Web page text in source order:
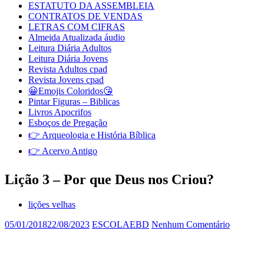
ESTATUTO DA ASSEMBLEIA
CONTRATOS DE VENDAS
LETRAS COM CIFRAS
Almeida Atualizada áudio
Leitura Diária Adultos
Leitura Diária Jovens
Revista Adultos cpad
Revista Jovens cpad
😀Emojis Coloridos😘
Pintar Figuras – Biblicas
Livros Apocrifos
Esboços de Pregação
👉 Arqueologia e História Bíblica
👉 Acervo Antigo
Lição 3 – Por que Deus nos Criou?
lições velhas
05/01/201822/08/2023 ESCOLAEBD Nenhum Comentário